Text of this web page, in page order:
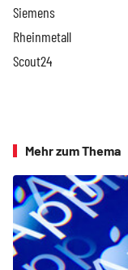
Siemens
Rheinmetall
Scout24
Mehr zum Thema